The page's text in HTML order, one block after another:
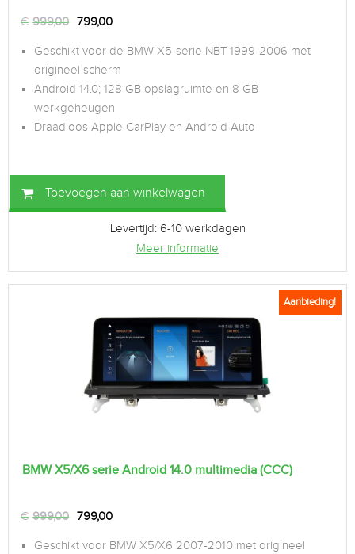
€ 999,00 799,00
Geschikt voor de BMW X5-serie NBT 1999-2006 met
origineel scherm
Android 14.0; 128 GB opslagruimte en 8 GB
werkgeheugen
Draadloos Apple CarPlay en Android Auto
Toevoegen aan winkelwagen
Levertijd: 6-10 werkdagen
Meer informatie
Aanbieding!
BMW X5/X6 serie Android 14.0 multimedia (CCC)
€ 999,00 799,00
Geschikt voor BMW X5/X6 2007-2010 met origineel